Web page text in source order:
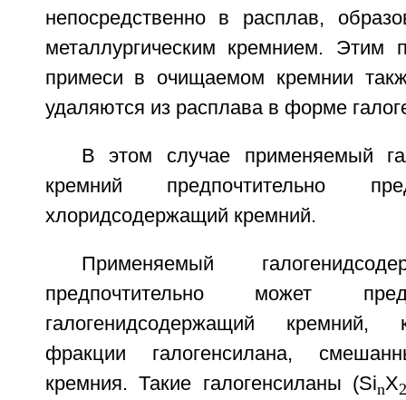
непосредственно в расплав,
металлургическим кремнием. Этим
примеси в очищаемом кремнии
удаляются из расплава в форме
В этом случае применяемый
кремний предпочтительно
хлоридсодержащий кремний.
Применяемый
предпочтительно может
галогенидсодержащий кремний,
фракции галогенсилана,
кремния. Такие галогенсиланы (SinX